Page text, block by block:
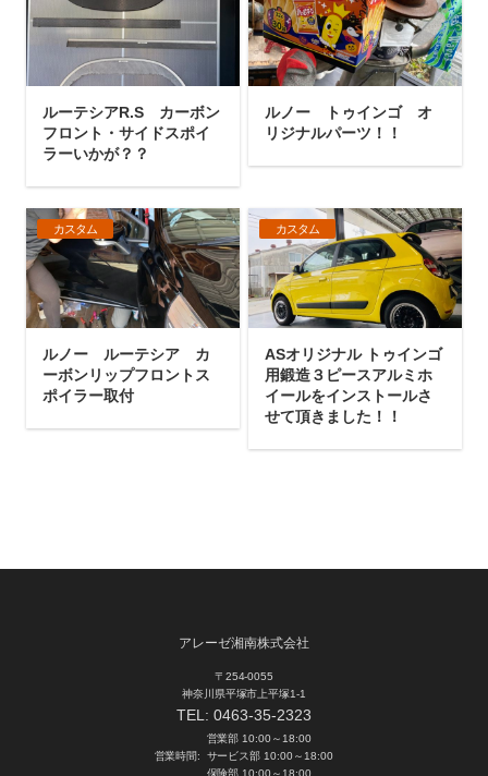
ルーテシアR.S カーボン
フロント・サイドスポイ
ラーいかが？？
ルノー トゥインゴ オ
リジナルパーツ！！
カスタム
ルノー ルーテシア カ
ーボンリップフロントス
ポイラー取付
カスタム
ASオリジナル トゥインゴ
用鍛造３ピースアルミホ
イールをインストールさ
せて頂きました！！
アレーゼ湘南株式会社
〒254-0055
神奈川県平塚市上平塚1-1
TEL:0463-35-2323
営業時間:
営業部 10:00～18:00
サービス部 10:00～18:00